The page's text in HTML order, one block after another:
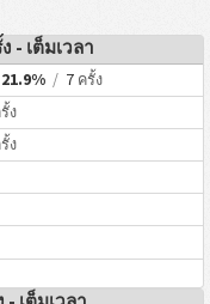
- เต็มเวลา
21.9% / 7 ครั้ง
ง
ง